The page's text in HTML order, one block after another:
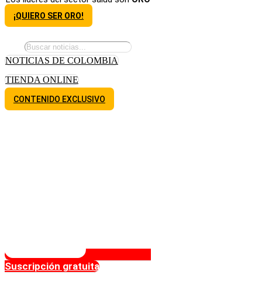
¡QUIERO SER ORO!
NOTICIAS DE COLOMBIA
TIENDA ONLINE
CONTENIDO EXCLUSIVO
Suscripción gratuita